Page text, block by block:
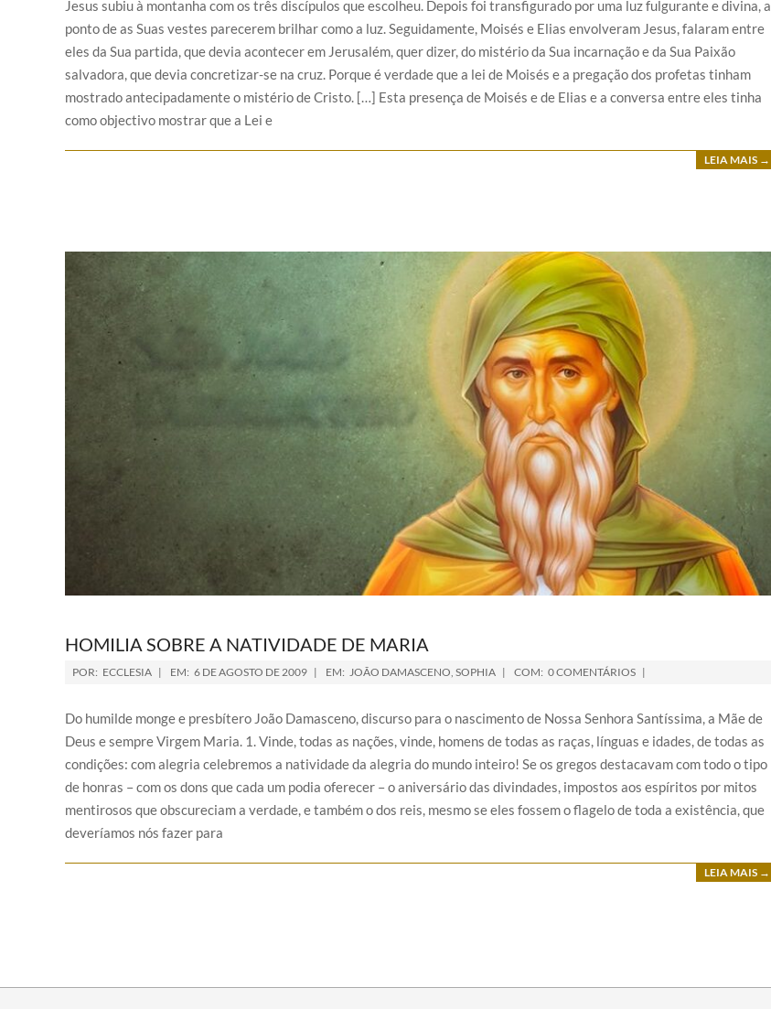
Jesus subiu à montanha com os três discípulos que escolheu. Depois foi transfigurado por uma luz fulgurante e divina, a
ponto de as Suas vestes parecerem brilhar como a luz. Seguidamente, Moisés e Elias envolveram Jesus, falaram entre
eles da Sua partida, que devia acontecer em Jerusalém, quer dizer, do mistério da Sua incarnação e da Sua Paixão
salvadora, que devia concretizar-se na cruz. Porque é verdade que a lei de Moisés e a pregação dos profetas tinham
mostrado antecipadamente o mistério de Cristo. […] Esta presença de Moisés e de Elias e a conversa entre eles tinha
como objectivo mostrar que a Lei e
LEIA MAIS →
HOMILIA SOBRE A NATIVIDADE DE MARIA
POR: ECCLESIA EM: 6 DE AGOSTO DE 2009 EM: JOÃO DAMASCENO SOPHIA COM: 0 COMENTÁRIOS
Do humilde monge e presbítero João Damasceno, discurso para o nascimento de Nossa Senhora Santíssima, a Mãe de
Deus e sempre Virgem Maria. 1. Vinde, todas as nações, vinde, homens de todas as raças, línguas e idades, de todas as
condições: com alegria celebremos a natividade da alegria do mundo inteiro! Se os gregos destacavam com todo o tipo
de honras – com os dons que cada um podia oferecer – o aniversário das divindades, impostos aos espíritos por mitos
mentirosos que obscureciam a verdade, e também o dos reis, mesmo se eles fossem o flagelo de toda a existência, que
deveríamos nós fazer para
LEIA MAIS →